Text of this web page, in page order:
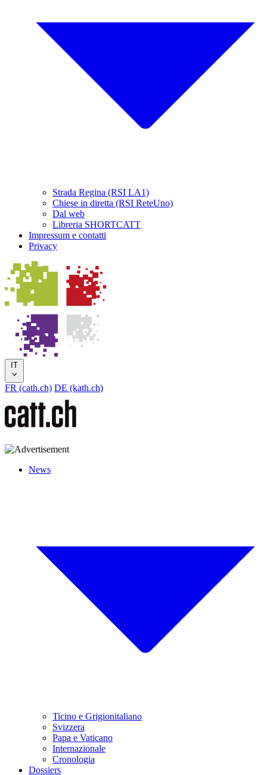
Strada Regina (RSI LA1)
Chiese in diretta (RSI ReteUno)
Dal web
Libreria SHORTCATT
Impressum e contatti
Privacy
IT
FR (cath.ch) DE (kath.ch)
News
Ticino e Grigionitaliano
Svizzera
Papa e Vaticano
Internazionale
Cronologia
Dossiers